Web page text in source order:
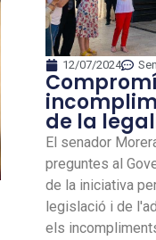
12/07/2024
de la
El senador
preguntes al
de la iniciativa
legislació i de
els